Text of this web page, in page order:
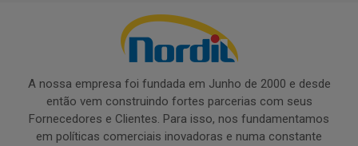
A nossa empresa foi fundada em Junho de 2000 e desde
então vem construindo fortes parcerias com seus
Fornecedores e Clientes. Para isso, nos fundamentamos
em políticas comerciais inovadoras e numa constante